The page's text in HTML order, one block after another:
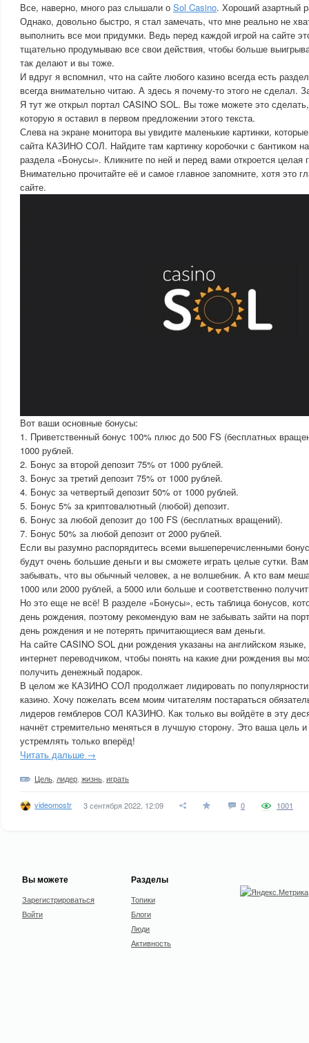
Все, наверно, много раз слышали о Sol Casino. Хороший азартный
Однако, довольно быстро, я стал замечать, что мне реально не
выполнить все мои придумки. Ведь перед каждой игрой на сайте
тщательно продумываю все свои действия, чтобы больше
так делают и вы тоже.
И вдруг я вспомнил, что на сайте любого казино всегда есть
всегда внимательно читаю. А здесь я почему-то этого не сделал.
Я тут же открыл портал CASINO SOL. Вы тоже можете это
которую я оставил в первом предложении этого текста.
Слева на экране монитора вы увидите маленькие картинки,
сайта КАЗИНО СОЛ. Найдите там картинку коробочки с бантиком
раздела «Бонусы». Кликните по ней и перед вами откроется целая
Внимательно прочитайте её и самое главное запомните, хотя это
сайте.
Вот ваши основные бонусы:
1. Приветственный бонус 100% плюс до 500 FS (бесплатных
1000 рублей.
2. Бонус за второй депозит 75% от 1000 рублей.
3. Бонус за третий депозит 75% от 1000 рублей.
4. Бонус за четвертый депозит 50% от 1000 рублей.
5. Бонус 5% за криптовалютный (любой) депозит.
6. Бонус за любой депозит до 100 FS (бесплатных вращений).
7. Бонус 50% за любой депозит от 2000 рублей.
Если вы разумно распорядитесь всеми вышеперечисленными
будут очень большие деньги и вы сможете играть целые сутки.
забывать, что вы обычный человек, а не волшебник. А кто вам
1000 или 2000 рублей, а 5000 или больше и соответственно
Но это еще не всё! В разделе «Бонусы», есть таблица бонусов,
день рождения, поэтому рекомендую вам не забывать зайти на
день рождения и не потерять причитающиеся вам деньги.
На сайте CASINO SOL дни рождения указаны на английском
интернет переводчиком, чтобы понять на какие дни рождения вы
получить денежный подарок.
В целом же КАЗИНО СОЛ продолжает лидировать по популярности
казино. Хочу пожелать всем моим читателям постараться
лидеров гемблеров СОЛ КАЗИНО. Как только вы войдёте в эту
начнёт стремительно меняться в лучшую сторону. Это ваша цель
устремлять только вперёд!
Читать дальше →
Цель лидер жизнь играть
videomostr 3 сентября 2022, 12:09 0 1001
Вы можете
Зарегистрироваться
Войти
Разделы
Топики
Блоги
Люди
Активность